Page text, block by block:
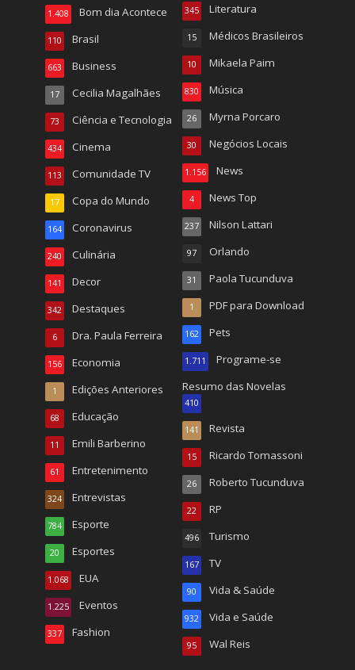
Bom dia Acontece
1.408
Brasil
110
Business
663
Cecilia Magalhães
17
Ciência e Tecnologia
73
Cinema
434
Comunidade TV
113
Copa do Mundo
17
Coronavirus
164
Culinária
240
Decor
141
Destaques
342
Dra. Paula Ferreira
6
Economia
156
Edições Anteriores
1
Educação
68
Emili Barberino
11
Entretenimento
61
Entrevistas
324
Esporte
784
Esportes
20
EUA
1.068
Eventos
1.225
Fashion
337
Literatura
345
Médicos Brasileiros
15
Mikaela Paim
10
Música
830
Myrna Porcaro
26
Negócios Locais
30
News
1.156
News Top
4
Nilson Lattari
237
Orlando
97
Paola Tucunduva
31
PDF para Download
1
Pets
162
Programe-se
1.711
Resumo das Novelas
410
Revista
141
Ricardo Tomassoni
15
Roberto Tucunduva
26
RP
22
Turismo
496
TV
167
Vida & Saúde
90
Vida e Saúde
932
Wal Reis
95